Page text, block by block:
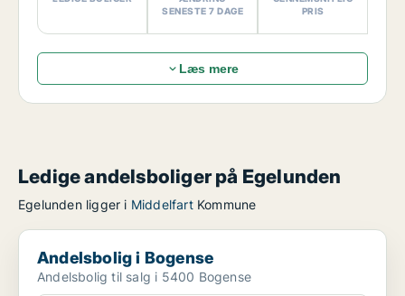
SENESTE 7 DAGE
PRIS
Læs mere
Ledige andelsboliger på Egelunden
Egelunden ligger i MiddelfartKommune
Andelsbolig i Bogense
Andelsbolig i Bogense
Andelsbolig til salg i 5400 Bogense